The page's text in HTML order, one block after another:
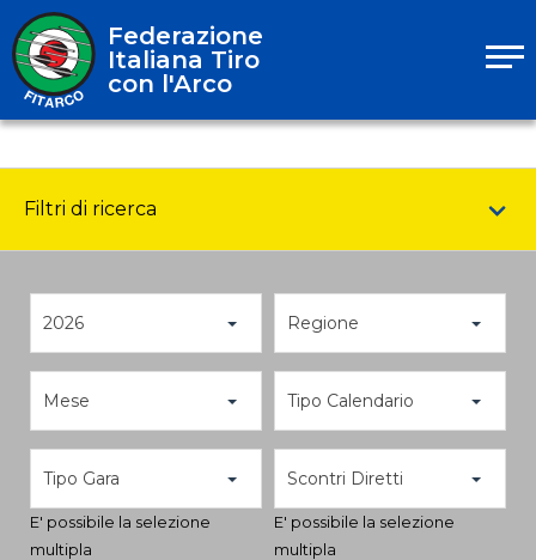
Federazione
Italiana Tiro
con l'Arco
Filtri di ricerca
2026 Regione
Mese Tipo Calendario
Tipo Gara
E' possibile la selezione
multipla
Scontri Diretti
E' possibile la selezione
multipla